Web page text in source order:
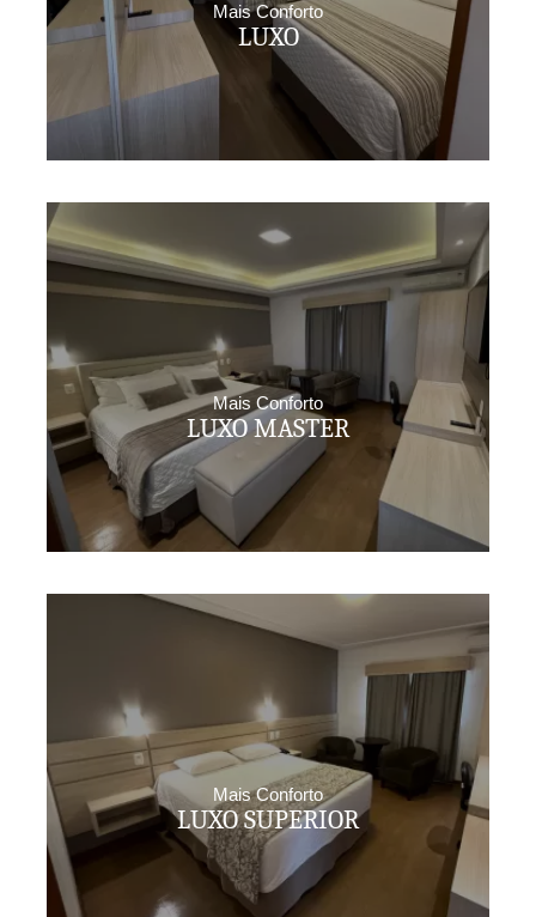
Mais Conforto
LUXO
Mais Conforto
LUXO MASTER
Mais Conforto
LUXO SUPERIOR